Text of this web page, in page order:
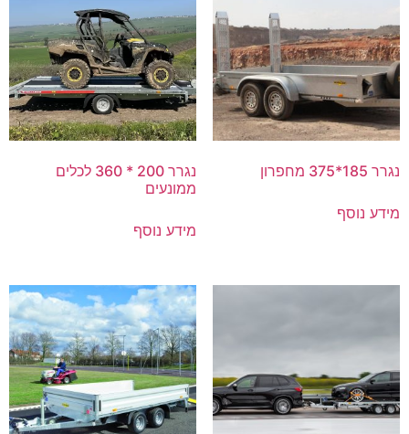
נגרר 185*375 מחפרון
מידע נוסף
נגרר 200 * 360 לכלים
ממונעים
מידע נוסף